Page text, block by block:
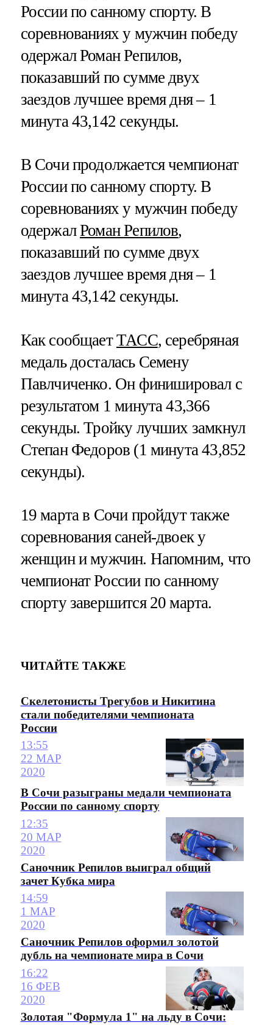
России по санному спорту. В
соревнованиях у мужчин победу
одержал Роман Репилов,
показавший по сумме двух
заездов лучшее время дня – 1
минута 43,142 секунды.
В Сочи продолжается чемпионат
России по санному спорту. В
соревнованиях у мужчин победу
одержалРоман Репилов,
показавший по сумме двух
заездов лучшее время дня – 1
минута 43,142 секунды.
Как сообщаетТАСС, серебряная
медаль досталась Семену
Павлчиченко. Он финишировал с
результатом 1 минута 43,366
секунды. Тройку лучших замкнул
Степан Федоров (1 минута 43,852
секунды).
19 марта в Сочи пройдут также
соревнования саней-двоек у
женщин и мужчин. Напомним, что
чемпионат России по санному
спорту завершится 20 марта.
ЧИТАЙТЕ ТАКЖЕ
Скелетонисты Трегубов и Никитина
стали победителями чемпионата
России
13:55
22 МАР
2020
В Сочи разыграны медали чемпионата
России по санному спорту
12:35
20 МАР
2020
Саночник Репилов выиграл общий
зачет Кубка мира
14:59
1 МАР
2020
Саночник Репилов оформил золотой
дубль на чемпионате мира в Сочи
16:22
16 ФЕВ
2020
Золотая "Формула 1" на льду в Сочи: